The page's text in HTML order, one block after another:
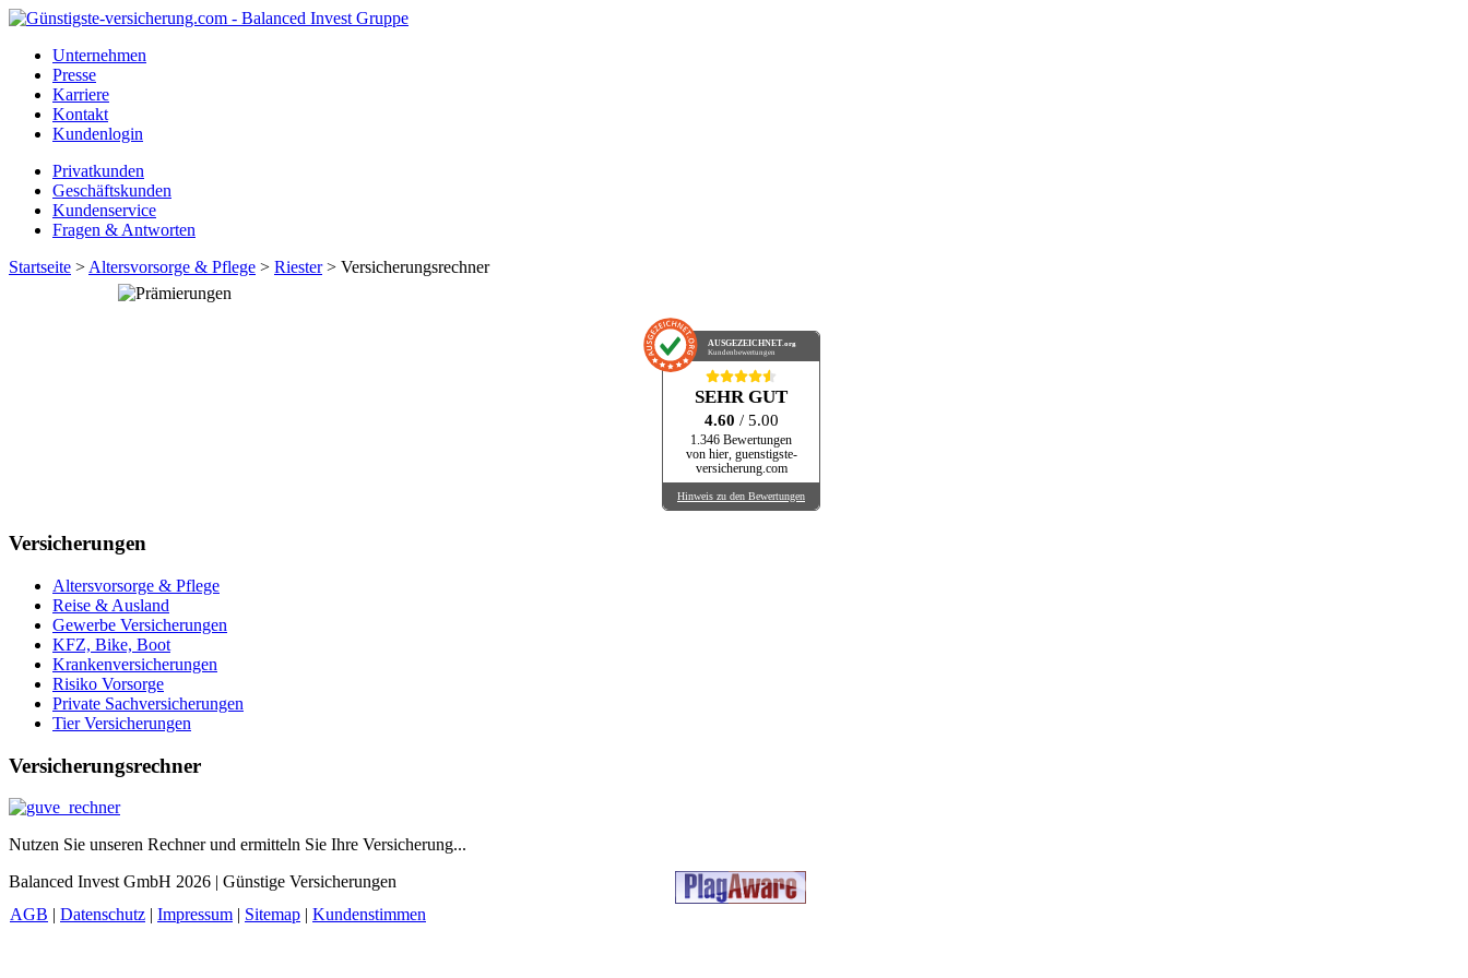
Unternehmen
Presse
Karriere
Kontakt
Kundenlogin
Privatkunden
Geschäftskunden
Kundenservice
Fragen & Antworten
Startseite > Altersvorsorge & Pflege > Riester> Versicherungsrechner
AUSGEZEICHNET.org
Kundenbewertungen
SEHR GUT
4.60 / 5.00
1.346 Bewertungen
von hier, guenstigste-
versicherung.com
Hinweis zu den Bewertungen
Versicherungen
Altersvorsorge & Pflege
Reise & Ausland
Gewerbe Versicherungen
KFZ, Bike, Boot
Krankenversicherungen
Risiko Vorsorge
Private Sachversicherungen
Tier Versicherungen
Versicherungsrechner
Nutzen Sie unseren Rechner und ermitteln Sie Ihre Versicherung...
Balanced Invest GmbH 2026 | Günstige Versicherungen
AGB | Datenschutz | Impressum | Sitemap | Kundenstimmen